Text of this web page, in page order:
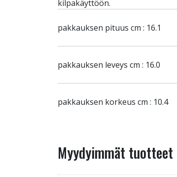
kilpakäyttöön.
pakkauksen pituus cm : 16.1
pakkauksen leveys cm : 16.0
pakkauksen korkeus cm : 10.4
Myydyimmät tuotteet